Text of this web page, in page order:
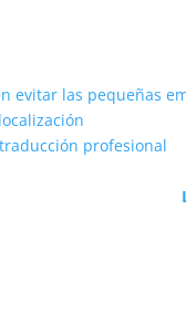
evitar las pequeñas
profesional